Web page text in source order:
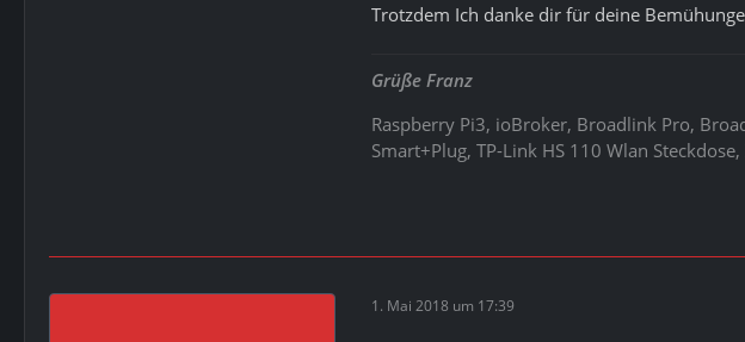
Trotzdem Ich danke dir für deine
Grüße Franz
Raspberry Pi3, ioBroker, Broadlink Pro,
Smart+Plug, TP-Link HS 110 Wlan
1. Mai 2018 um 17:39